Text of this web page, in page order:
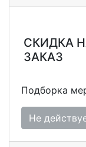
СКИДКА
ЗАКАЗ
Подборка
Не